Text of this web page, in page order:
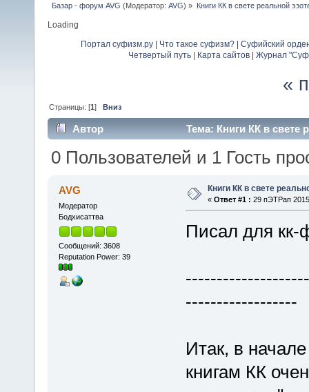
Базар - форум AVG (Модератор:AVG) » Книги КК в свете реальной
Loading
Портал суфизм.ру Что такое суфизм?
Суфийский
Четвертый путь| Карта сайтов| Журнал
«
Страницы: [1] Вниз
Автор Тема: Книги КК в свете
0 Пользователей и 1 Гость
AVG
Модератор
Бодхисаттва
Сообщений: 3608
Reputation Power: 39
Книги КК в свете
« Ответ #1 : 29 пЭТРап
Писал для кк-
------------------
Итак, в
книгам КК